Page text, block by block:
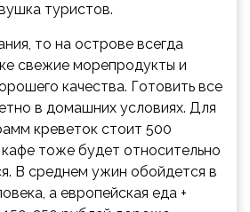
туристов.
то на острове всегда
свежие морепродукты и
качества. Готовить все
в домашних условиях. Для
креветок стоит 500
тоже будет относительно
В среднем ужин обойдется в
а европейская еда +